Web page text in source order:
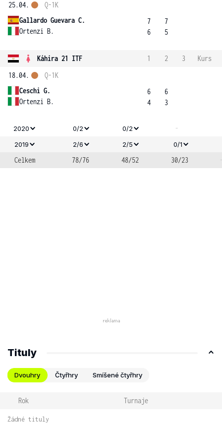
25.04.
Gallardo Guevara C.
Ortenzi B.
Q-1K
7
6
7
5
Káhira 21 ITF 1 2 3
Kurs
18.04.
Ceschi G.
Ortenzi B.
Q-1K
6
4
6
3
2020 0/2 0/2 -
2019 2/6 2/5 0/1
Celkem 78/76 48/52 30/23
Tituly
Dvouhry Čtyřhry Smíšené čtyřhry
Rok Turnaje
Žádné tituly